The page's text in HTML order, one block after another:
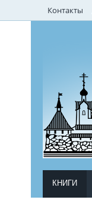
Контакты
КНИГИ